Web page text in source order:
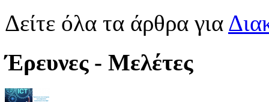
Δείτε όλα τα άρθρα για
Έρευνες - Μελέτες